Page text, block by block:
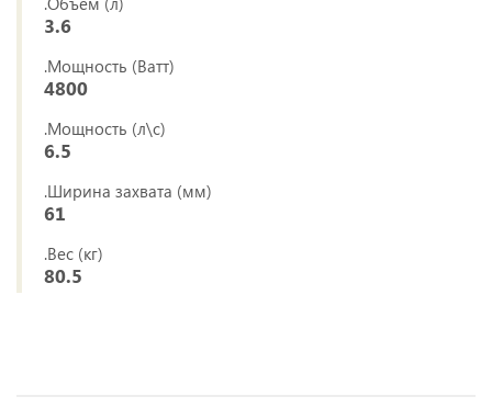
3.6
.Мощность (Ватт)
4800
.Мощность (л\с)
6.5
.Ширина захвата (мм)
61
.Вес (кг)
80.5